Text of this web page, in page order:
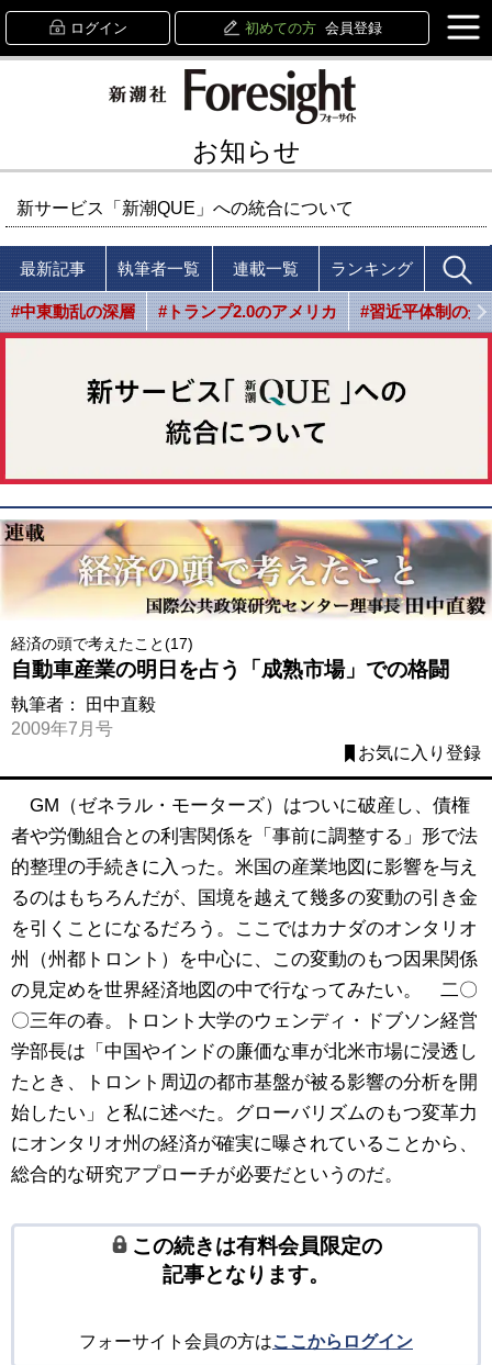
ログイン 初めての方 会員登録
お知らせ
新サービス「新潮QUE」への統合について
最新記事 執筆者一覧 連載一覧 ランキング
#中東動乱の深層 #トランプ2.0のアメリカ #習近平体制の光
経済の頭で考えたこと(17)
自動車産業の明日を占う「成熟市場」での格闘
執筆者：
田中直毅
2009年7月号
お気に入り登録
GM（ゼネラル・モーターズ）はついに破産し、債権
者や労働組合との利害関係を「事前に調整する」形で法
的整理の手続きに入った。米国の産業地図に影響を与え
るのはもちろんだが、国境を越えて幾多の変動の引き金
を引くことになるだろう。ここではカナダのオンタリオ
州（州都トロント）を中心に、この変動のもつ因果関係
の見定めを世界経済地図の中で行なってみたい。 二〇
〇三年の春。トロント大学のウェンディ・ドブソン経営
学部長は「中国やインドの廉価な車が北米市場に浸透し
たとき、トロント周辺の都市基盤が被る影響の分析を開
始したい」と私に述べた。グローバリズムのもつ変革力
にオンタリオ州の経済が確実に曝されていることから、
総合的な研究アプローチが必要だというのだ。
この続きは有料会員限定の
記事となります。
フォーサイト会員の方はここからログイン